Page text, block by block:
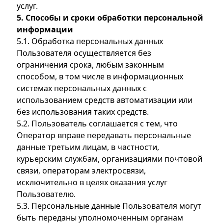
услуг.
5. Способы и сроки обработки персональной
информации
5.1. Обработка персональных данных
Пользователя осуществляется без
ограничения срока, любым законным
способом, в том числе в информационных
системах персональных данных с
использованием средств автоматизации или
без использования таких средств.
5.2. Пользователь соглашается с тем, что
Оператор вправе передавать персональные
данные третьим лицам, в частности,
курьерским службам, организациями почтовой
связи, операторам электросвязи,
исключительно в целях оказания услуг
Пользователю.
5.3. Персональные данные Пользователя могут
быть переданы уполномоченным органам